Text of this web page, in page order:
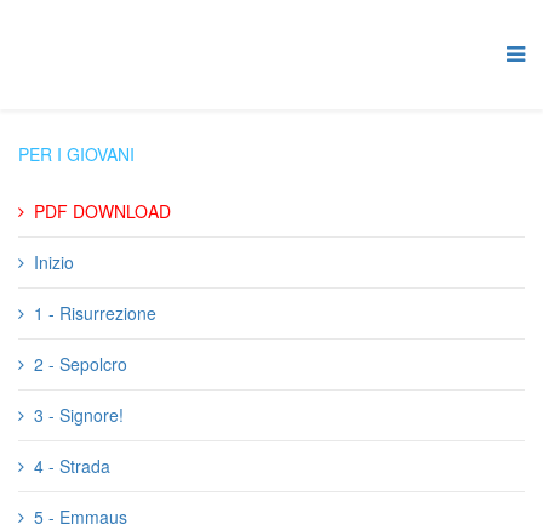
PER I GIOVANI
PDF DOWNLOAD
Inizio
1 - Risurrezione
2 - Sepolcro
3 - Signore!
4 - Strada
5 - Emmaus